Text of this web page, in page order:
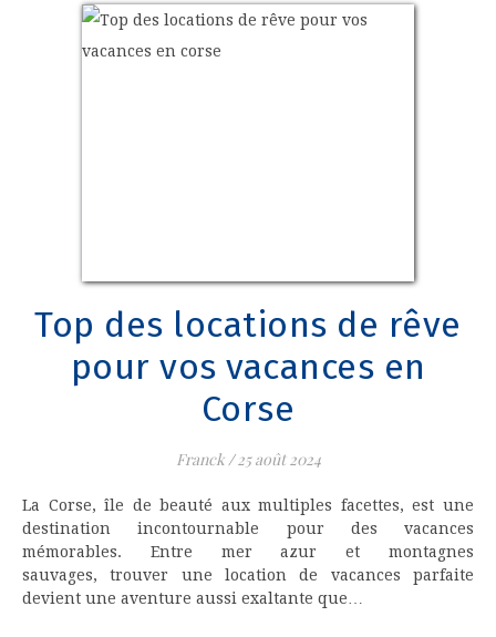
Top des locations de rêve
pour vos vacances en
Corse
Franck/ 25 août 2024
La Corse, île de beauté aux multiples facettes, est une
destination incontournable pour des vacances
mémorables. Entre mer azur et montagnes
sauvages, trouver une location de vacances parfaite
devient une aventure aussi exaltante que…